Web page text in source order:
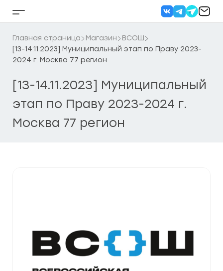
Кнопка
бокового
меню
Главная страница Магазин
ВСОШ
[13-14.11.2023] Муниципальный этап по Праву 2023-
2024 г. Москва 77 регион
[13-14.11.2023] Муниципальный
этап по Праву 2023-2024 г.
Москва 77 регион